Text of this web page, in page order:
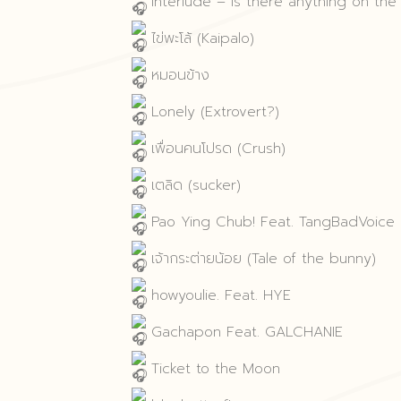
ไข่พะโล้ (Kaipalo)
หมอนข้าง
Lonely (Extrovert?)
เพื่อนคนโปรด (Crush)
เตลิด (sucker)
Pao Ying Chub! Feat. TangBadVoice
เจ้ากระต่ายน้อย (Tale of the bunny)
howyoulie. Feat. HYE
Gachapon Feat. GALCHANIE
Ticket to the Moon